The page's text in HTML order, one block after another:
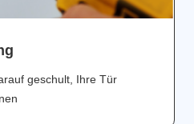
geschult, Ihre Tür